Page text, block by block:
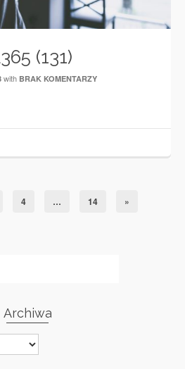
(131)
with BRAK KOMENTARZY
4 … 14 »
Archiwa